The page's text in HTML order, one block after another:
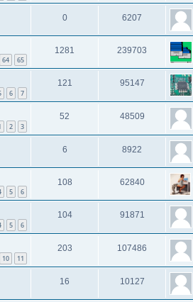
0 6207
64 65
1281 239703
6 7
121 95147
2 3
52 48509
6 8922
5 6
108 62840
5 6
104 91871
10 11
203 107486
16 10127